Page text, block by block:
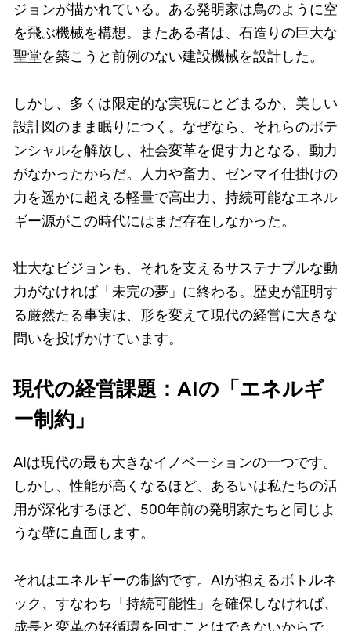
ジョンが描かれている。ある発明家は鳥のように空
を飛ぶ機械を構想。またある者は、石造りの巨大な
聖堂を築こうと前例のない建設機械を設計した。
しかし、多くは限定的な実現にとどまるか、美しい
設計図のまま眠りにつく。なぜなら、それらのポテ
ンシャルを解放し、社会変革を促す力となる、動力
がなかったからだ。人力や畜力、ゼンマイ仕掛けの
力を遥かに超える軽量で高出力、持続可能なエネル
ギー源がこの時代にはまだ存在しなかった。
壮大なビジョンも、それを支えるサステナブルな動
力がなければ「未完の夢」に終わる。歴史が証明す
る厳然たる事実は、形を変えて現代の経営に大きな
問いを投げかけています。
現代の経営課題：AIの「エネルギ
ー制約」
AIは現代の最も大きなイノベーションの一つです。
しかし、性能が高くなるほど、あるいは私たちの活
用が深化するほど、500年前の発明家たちと同じよ
うな壁に直面します。
それはエネルギーの制約です。AIが抱えるボトルネ
ック、すなわち「持続可能性」を確保しなければ、
成長と変革の好循環を回すことはできないからで